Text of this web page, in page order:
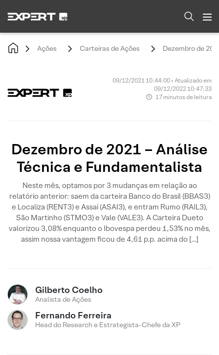
Ações Carteiras de Ações Dezembro de
09/12/2021 10:44:00 • Atualizado em
09/12/2022 10:47:33
17 minutos de leitura
Dezembro de 2021 – Análise
Técnica e Fundamentalista
Neste mês, optamos por 3 mudanças em relação ao
relatório anterior: saem da carteira Banco do Brasil (BBAS3)
e Localiza (RENT3) e Assaí (ASAI3), e entram Rumo (RAIL3),
São Martinho (STMO3) e Vale (VALE3). A Carteira Dueto
valorizou 3,08% enquanto o Ibovespa perdeu 1,53% no mês,
assim nossa vantagem ficou de 4,61 p.p. acima do […]
Gilberto Coelho
Analista de Ações
Fernando Ferreira
Head do Research e Estrategista-Chefe da XP